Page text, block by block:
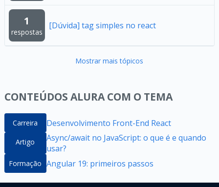
1
respostas
[Dúvida] tag simples no react
Mostrar mais tópicos
CONTEÚDOS ALURA COM O TEMA
Carreira Desenvolvimento Front-End React
Artigo
Async/await no JavaScript: o que é e quando
usar?
Formação Angular 19: primeiros passos